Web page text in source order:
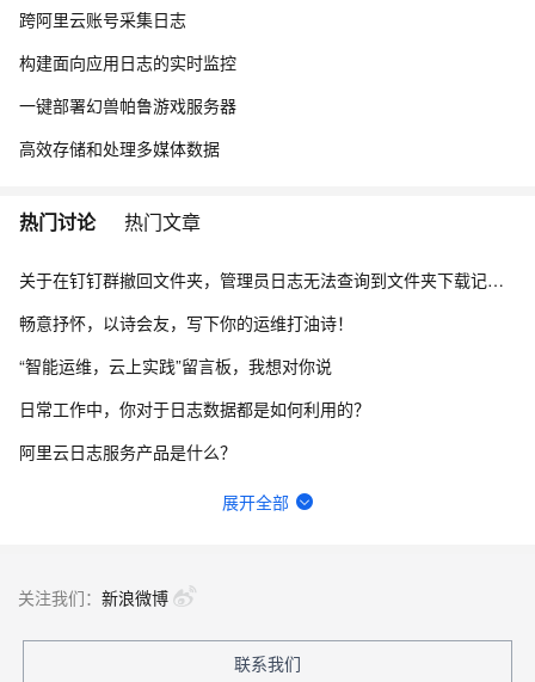
跨阿里云账号采集日志
构建面向应用日志的实时监控
一键部署幻兽帕鲁游戏服务器
高效存储和处理多媒体数据
热门讨论 热门文章
关于在钉钉群撤回文件夹，管理员日志无法查询到文件夹下载记录的问题。
畅意抒怀，以诗会友，写下你的运维打油诗！
“智能运维，云上实践”留言板，我想对你说
日常工作中，你对于日志数据都是如何利用的？
阿里云日志服务产品是什么？
loogngcollector容器日志采集疑似丢失
如何查询机器组中的所有机器列表
展开全部
关注我们： 新浪微博
联系我们